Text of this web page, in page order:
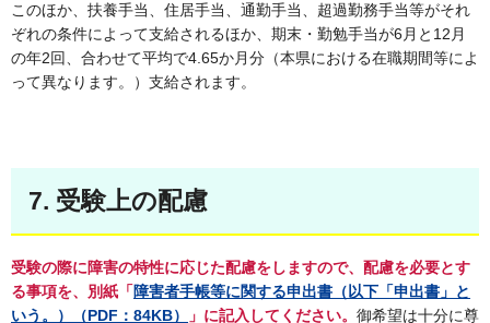
このほか、扶養手当、住居手当、通勤手当、超過勤務手当等がそれ
ぞれの条件によって支給されるほか、期末・勤勉手当が6月と12月
の年2回、合わせて平均で4.65か月分（本県における在職期間等によ
って異なります。）支給されます。
7. 受験上の配慮
受験の際に障害の特性に応じた配慮をしますので、配慮を必要とす
る事項を、別紙「障害者手帳等に関する申出書（以下「申出書」と
いう。）（PDF：84KB）
」に記入してください。 御希望は十分に尊